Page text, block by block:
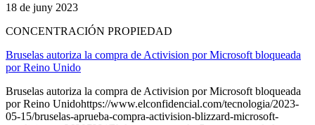
18 de juny 2023
CONCENTRACIÓN PROPIEDAD
Bruselas autoriza la compra de Activision por Microsoft bloqueada
por Reino Unido
Bruselas autoriza la compra de Activision por Microsoft bloqueada
por Reino Unidohttps://www.elconfidencial.com/tecnologia/2023-
05-15/bruselas-aprueba-compra-activision-blizzard-microsoft-